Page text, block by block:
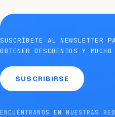
SUSCRÍBETE AL NEWSLETTER
OBTENER DESCUENTOS Y
SUSCRIBIRSE
ENCUÉNTRANOS EN NUESTRAS